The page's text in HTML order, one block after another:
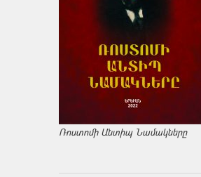
Ռոստոմի Անտիպ Նամակները